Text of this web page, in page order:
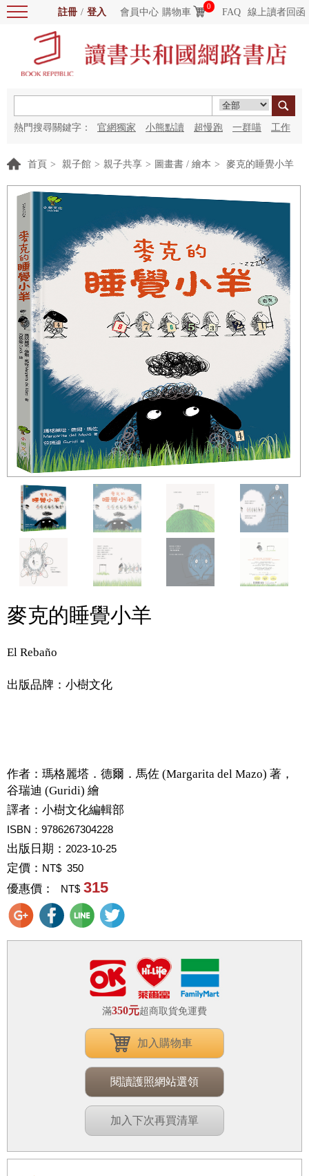
註冊 / 登入 會員中心 購物車
0
FAQ 線上讀者回函
熱門搜尋關鍵字： 官網獨家 小熊點讀 超慢跑 一群喵 工作
首頁 > 親子館 > 親子共享 > 圖畫書 / 繪本 > 麥克的睡覺小羊
麥克的睡覺小羊
El Rebaño
出版品牌：小樹文化
作者： 瑪格麗塔．德爾．馬佐 (Margarita del Mazo) 著，
谷瑞迪 (Guridi) 繪
譯者： 小樹文化編輯部
ISBN：9786267304228
出版日期： 2023-10-25
定價： NT$ 350
優惠價： NT$ 315
滿350元超商取貨免運費
加入購物車
閱讀護照網站選領
加入下次再買清單